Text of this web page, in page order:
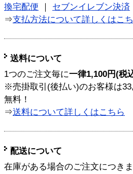
換宅配便
セブンイレブン決済
⇒支払方法について詳しくはこ
送料について
1つのご注文毎に一律1,100円(税
※売掛取引(後払い)のお客様は
無料！
⇒送料について詳しくはこちら
配送について
在庫がある場合のご注文につき